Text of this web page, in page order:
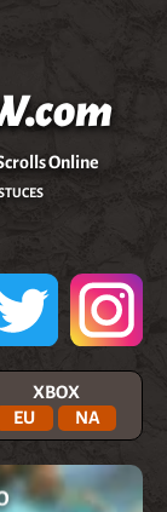
Online
XBOX
EU
NA